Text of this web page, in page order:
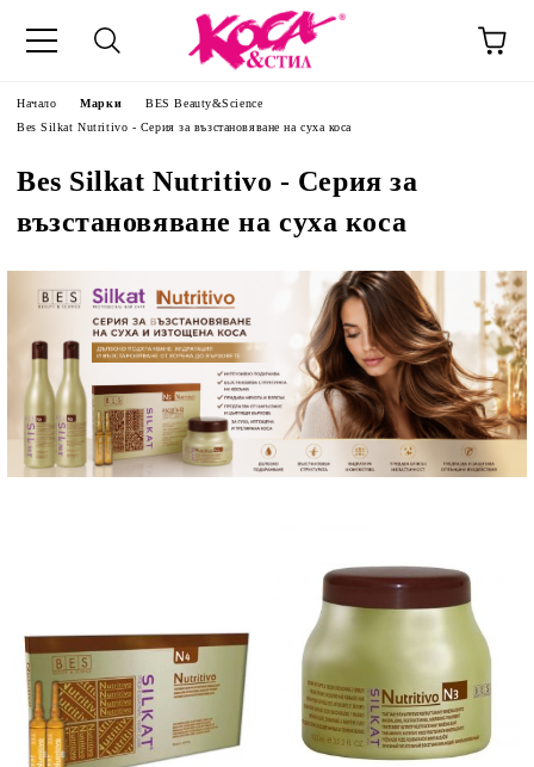
Начало Марки
BES Beauty&Science
Bes Silkat Nutritivo - Серия за възстановяване на суха коса
Bes Silkat Nutritivo - Серия за
възстановяване на суха коса